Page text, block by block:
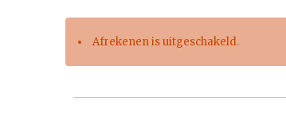
Afrekenen is uitgeschakeld.